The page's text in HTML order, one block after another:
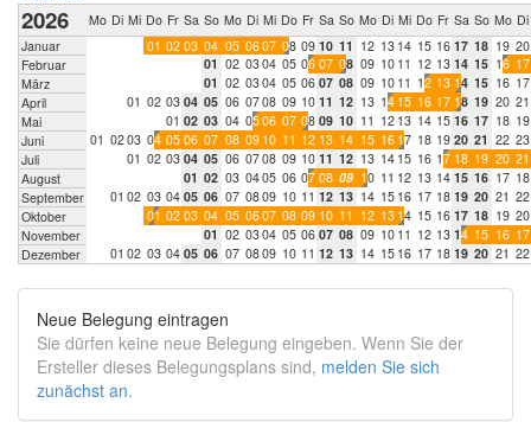
2026 Mo Di Mi Do Fr Sa So Mo Di Mi Do Fr Sa So Mo Di Mi Do Fr Sa So Mo Di
Januar
01 02 03 04 05 0607 08 09 10 11 12 13 14 15 16 17 18 19 20
Februar
01 02 0304 05 06 07 08 09 10 1 1 12 13 14 15 16 17
März
01 02 0304 05 06 07 08 09 10 1 1 12 13 14 15 16 17
April
01 02 03 04 05 06 0708 09 10 11 12 13 14 15 16 17 18 19 20 21
Mai
01 02 03 04 0506 07 08 09 10 1 1 12 13 14 15 16 17 18 19
Juni
01 0203 04 05 06 07 08 09 10 1 1 12 13 14 15 16 17 18 19 20 21 22 23
Juli
01 02 03 04 05 06 0708 09 10 11 12 13 14 15 16 17 18 19 20 21
August
01 02 03 0405 06 07 08 09 10 1 1 12 13 14 15 16 17 18
September
01 02 03 04 05 06 07 0809 10 1 1 12 13 14 15 16 17 18 19 20 21 22
Oktober
01 02 03 04 05 0607 08 09 10 1 1 12 13 14 15 16 17 18 19 20
November
01 02 0304 05 06 07 08 09 10 1 1 12 13 14 15 16 17
Dezember
01 02 03 04 05 06 07 0809 10 1 1 12 13 14 15 16 17 18 19 20 21 22
Neue Belegung eintragen
Sie dürfen keine neue Belegung eingeben. Wenn Sie der
Ersteller dieses Belegungsplans sind, melden Sie sich
zunächst an.